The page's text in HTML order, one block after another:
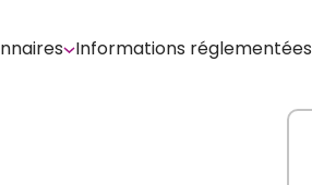
Informations réglementées